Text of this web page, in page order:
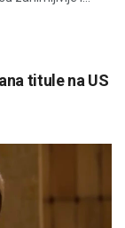
titule na US